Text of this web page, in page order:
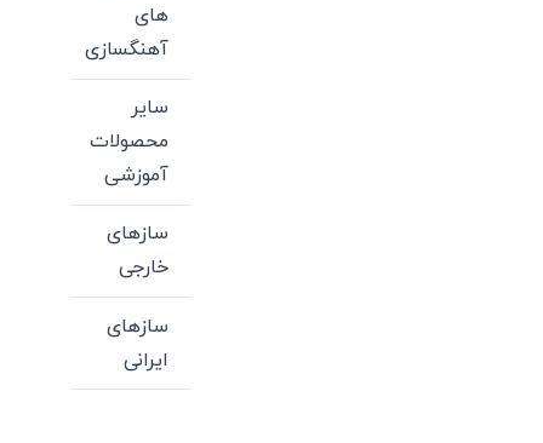
های
آهنگسازی
سایر
محصولات
آموزشی
سازهای
خارجی
سازهای
ایرانی